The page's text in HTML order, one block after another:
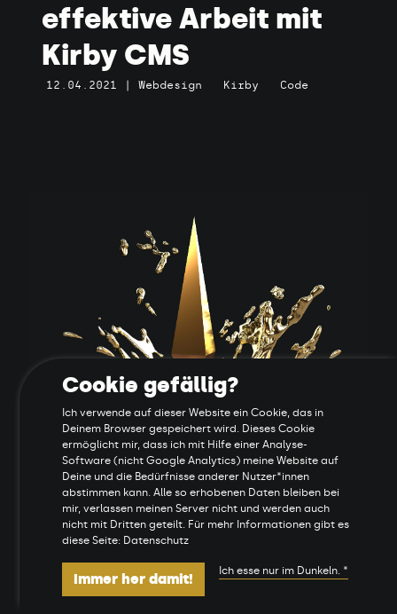
effektive Arbeit mit
Kirby CMS
12.04.2021 | Webdesign Kirby Code
Wie man aus
basicLightbox eine
richtige Galerie
macht
Cookie gefällig?
Ich verwende auf dieser Website ein Cookie, das in
Deinem Browser gespeichert wird. Dieses Cookie
ermöglicht mir, dass ich mit Hilfe einer Analyse-
Software (nicht Google Analytics) meine Website auf
Deine und die Bedürfnisse anderer Nutzer*innen
abstimmen kann. Alle so erhobenen Daten bleiben bei
mir, verlassen meinen Server nicht und werden auch
nicht mit Dritten geteilt. Für mehr Informationen gibt es
diese Seite: Datenschutz
Immer her damit! Ich esse nur im Dunkeln. *